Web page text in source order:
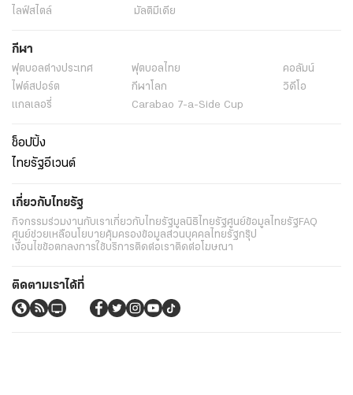
ไลฟ์สไตล์
มัลติมีเดีย
กีฬา
ฟุตบอลต่่างประเทศ ฟุตบอลไทย
คอลัมน์
ไฟต์สปอร์ต
กีฬาโลก
วิดีโอ
แกลเลอรี่
Carabao 7-a-Side Cup
ช็อปปิ้ง
ไทยรัฐอีเวนต์
เกี่ยวกับไทยรัฐ
กิจกรรมร่วมงานกับเราเกี่ยวกับไทยรัฐมูลนิธิไทยรัฐศูนย์ข้อมูลไทยรัฐFAQ
ศูนย์ช่วยเหลือนโยบายคุ้มครองข้อมูลส่วนบุคคลไทยรัฐกรุ๊ป
เงื่อนไขข้อตกลงการใช้บริการติดต่อเราติดต่อโฆษณา
ติดตามเราได้ที่